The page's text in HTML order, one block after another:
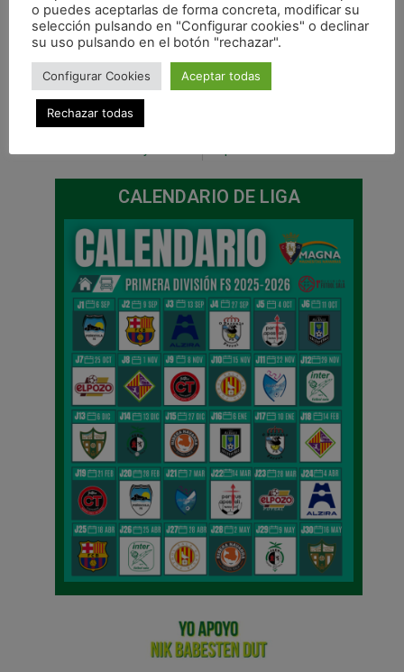
ANTERIOR
CALENDARIO DE LIGA
o puedes aceptarlas de forma concreta, modificar su
selección pulsando en "Configurar cookies" o declinar
su uso pulsando en el botón "rechazar".
Configurar Cookies Aceptar todas
Rechazar todas